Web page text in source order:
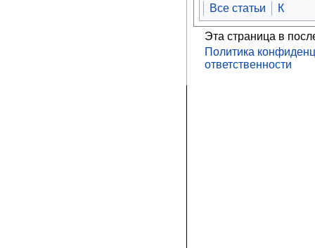
Все статьи
К
Эта страница в
Политика
ответственности